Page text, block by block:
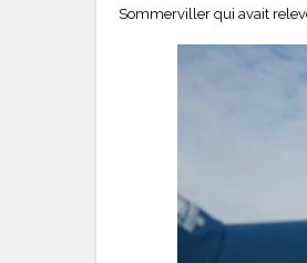
Sommerviller qui avait